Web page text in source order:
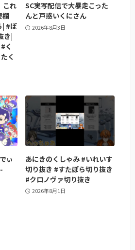
れ
#ぽ
き|
く
く
SC実写配信で大暴走こった
んと戸惑いくにさん
2026年8月3日
ぃ
あにきのくしゃみ #いれいす
切り抜き #すたぽら切り抜き
#クロノヴァ切り抜き
2026年8月1日